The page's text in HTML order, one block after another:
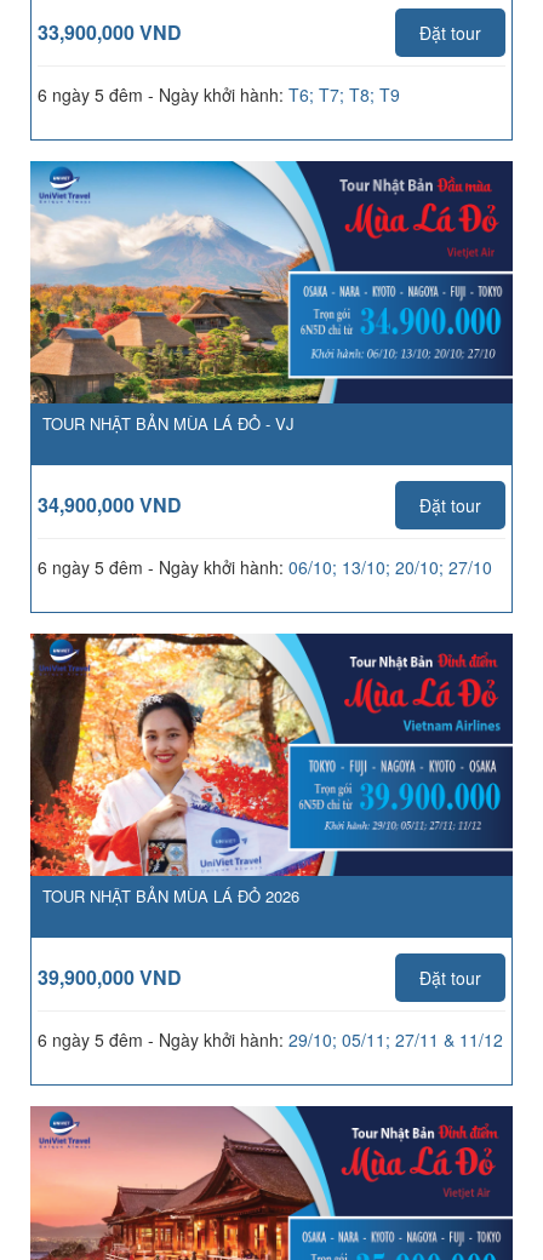
33,900,000 VND Đặt tour
6 ngày 5 đêm - Ngày khởi hành: T6; T7; T8; T9
TOUR NHẬT BẢN MÙA LÁ ĐỎ - VJ
34,900,000 VND Đặt tour
6 ngày 5 đêm - Ngày khởi hành: 06/10; 13/10; 20/10; 27/10
TOUR NHẬT BẢN MÙA LÁ ĐỎ 2026
39,900,000 VND Đặt tour
6 ngày 5 đêm - Ngày khởi hành: 29/10; 05/11; 27/11 & 11/12